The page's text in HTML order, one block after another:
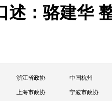
述：骆建
浙江省政协 中国杭州
上海市政协 宁波市政协